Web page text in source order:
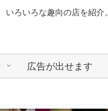
ろいろな趣向の店を紹介。
広告が出せます